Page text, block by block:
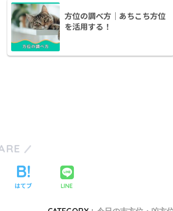
方位の調べ方｜あちこち方位
を活用する！
はてブ LINE